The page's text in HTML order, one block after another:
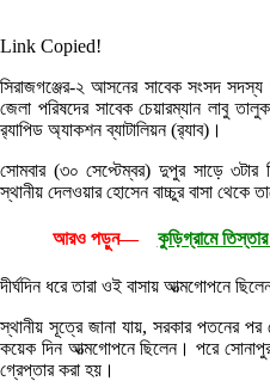
Link Copied!
সিরাজগঞ্জের-২ আসনের সাবেক সংসদ সদস্য
জেলা পরিষদের সাবেক চেয়ারম্যান লাবু
র‌্যাপিড অ্যাকশন ব্যাটালিয়ন (র‍্যাব)।
সোমবার (৩০ সেপ্টেম্বর) দুপুর সাড়ে ৩টার
স্থানীয় দেলওয়ার হোসেন বাচ্চুর বাসা থেকে
আরও পড়ুন— কুড়িগ্রামে তিস্তার
দীর্ঘদিন ধরে তারা ওই বাসায় আত্মগোপনে
স্থানীয় সূত্রে জানা যায়, সরকার পতনের পর
কয়েক দিন আত্মগোপনে ছিলেন। পরে সোনাপুর
গ্রেপ্তার করা হয়।